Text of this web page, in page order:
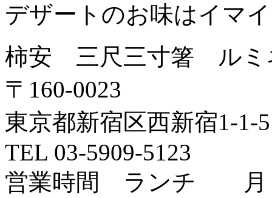
デザートのお味はイマ
柿安 三尺三寸箸 ルミ
〒160-0023
東京都新宿区西新宿1-1-
TEL 03-5909-5123
営業時間 ランチ